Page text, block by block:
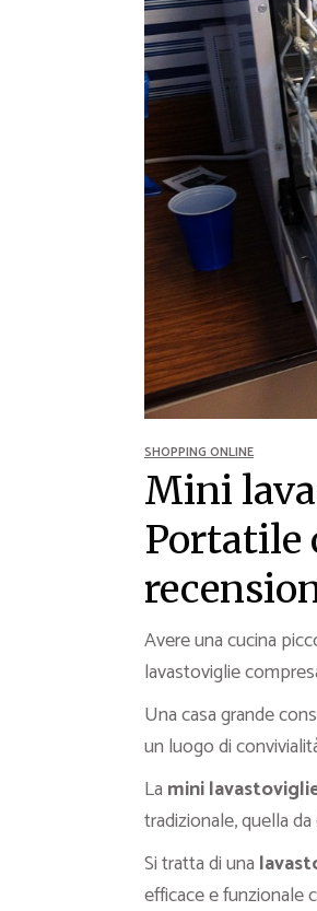
Ricette
Ricette
Ricette
Ricette
Ricette
Video
Ricette
SHOPPING ONLINE
Mini
Portatile
Avere una cucina
lavastoviglie
Una casa grande
un luogo di
La mini
tradizionale, quella
Si tratta di una
efficace e funzionale